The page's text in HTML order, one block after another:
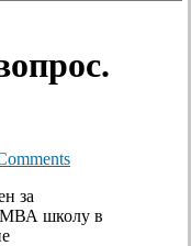
за
школу в